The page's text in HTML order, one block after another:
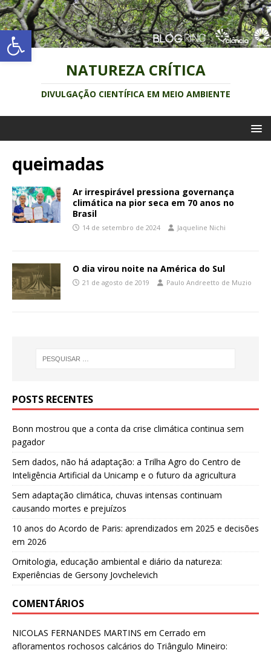
Abrir a barra de ferramentas
NATUREZA CRÍTICA
DIVULGAÇÃO CIENTÍFICA EM MEIO AMBIENTE
queimadas
Ar irrespirável pressiona governança
climática na pior seca em 70 anos no
Brasil
14 de setembro de 2024 Jaqueline Nichi
O dia virou noite na América do Sul
21 de agosto de 2019 Paulo Andreetto de Muzio
POSTS RECENTES
Bonn mostrou que a conta da crise climática continua sem
pagador
Sem dados, não há adaptação: a Trilha Agro do Centro de
Inteligência Artificial da Unicamp e o futuro da agricultura
Sem adaptação climática, chuvas intensas continuam
causando mortes e prejuízos
10 anos do Acordo de Paris: aprendizados em 2025 e decisões
em 2026
Ornitologia, educação ambiental e diário da natureza:
Experiências de Gersony Jovchelevich
COMENTÁRIOS
NICOLAS FERNANDES MARTINS em Cerrado em
afloramentos rochosos calcários do Triângulo Mineiro: